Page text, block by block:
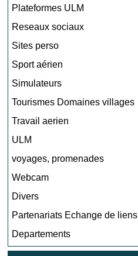
Plateformes ULM
Reseaux sociaux
Sites perso
Sport aérien
Simulateurs
Tourismes Domaines villages
Travail aerien
ULM
voyages, promenades
Webcam
Divers
Partenariats Echange de liens
Departements